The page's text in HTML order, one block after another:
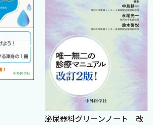
木和浩〉
GnRHアンタゴニスト 〈宮澤慶行 鈴木
〈宮澤慶行 鈴木和浩〉
ビラテロン） 〈宮澤慶行 鈴木和浩〉
（キイトルーダ®） 〈宮澤慶行 鈴木和
ジウム（ゾーフィゴ®）〕 〈内海孝信 神
泌尿器科グリーンノート 改